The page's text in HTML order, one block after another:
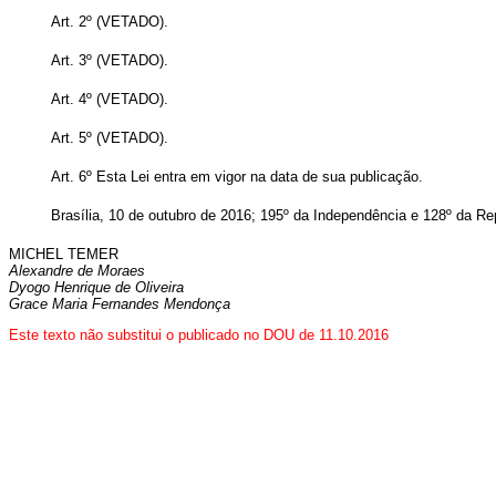
Art. 2º (VETADO).
Art. 3º (VETADO).
Art. 4º (VETADO).
Art. 5º (VETADO).
Art. 6º Esta Lei entra em vigor na data de sua publicação.
Brasília, 10 de outubro de 2016; 195º da Independência e 128º da
MICHEL TEMER
Alexandre de Moraes
Dyogo Henrique de Oliveira
Grace Maria Fernandes Mendonça
Este texto não substitui o publicado no DOU de 11.10.2016